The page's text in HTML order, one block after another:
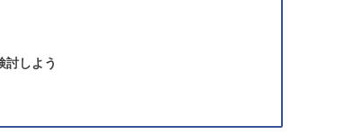
討しよう